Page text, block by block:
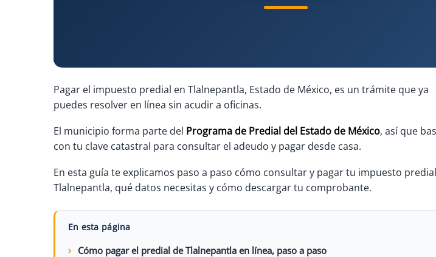
Pagar el impuesto predial en Tlalnepantla, Estado de México, es un trámite que ya
puedes resolver en línea sin acudir a oficinas.
El municipio forma parte del Programa de Predial del Estado de México, así que
con tu clave catastral para consultar el adeudo y pagar desde casa.
En esta guía te explicamos paso a paso cómo consultar y pagar tu impuesto
Tlalnepantla, qué datos necesitas y cómo descargar tu comprobante.
En esta página
Cómo pagar el predial de Tlalnepantla en línea, paso a paso